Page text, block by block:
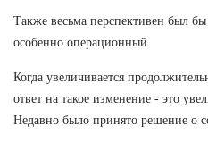
Также весьма перспективен был
особенно операционный.
Когда увеличивается
ответ на такое изменение - это
Недавно было принято решение о